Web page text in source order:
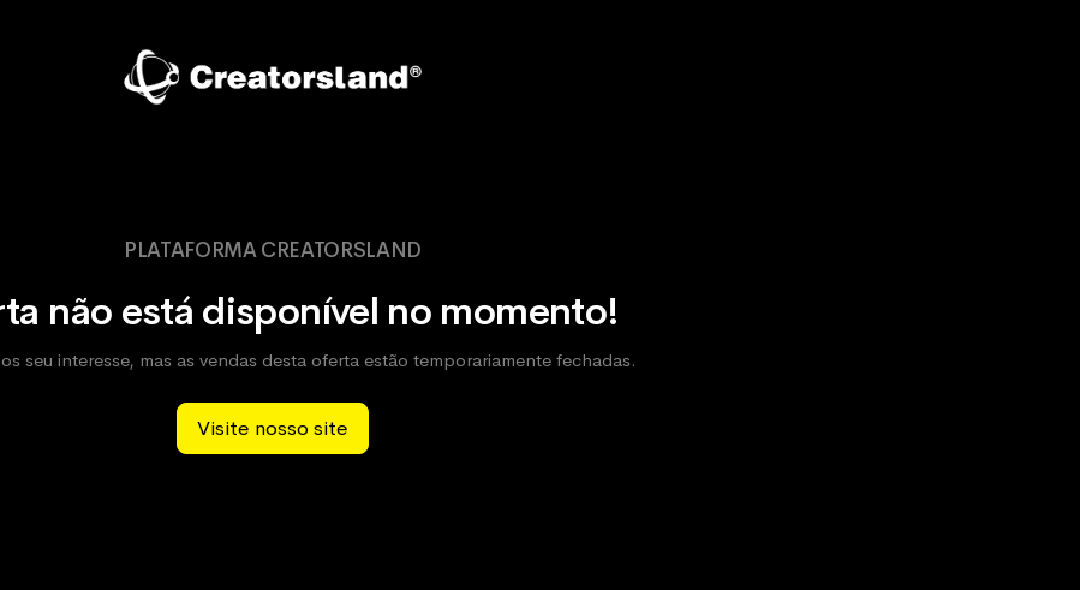
PLATAFORMA CREATORSLAND
não está disponível no momento!
seu interesse, mas as vendas desta oferta estão temporariamente fechadas.
Visite nosso site